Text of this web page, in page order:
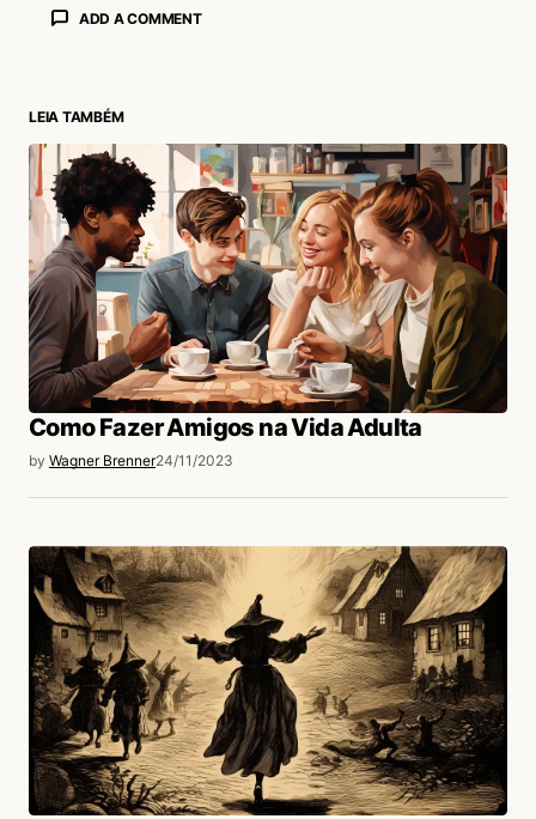
ADD A COMMENT
LEIA TAMBÉM
Como Fazer Amigos na Vida Adulta
by Wagner Brenner24/11/2023